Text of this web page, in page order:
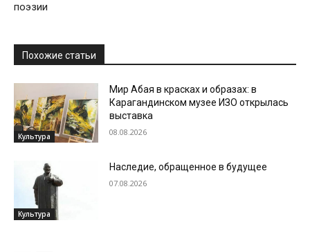
поэзии
Похожие статьи
Культура
Мир Абая в красках и образах: в
Карагандинском музее ИЗО открылась
выставка
08.08.2026
Культура
Наследие, обращенное в будущее
07.08.2026